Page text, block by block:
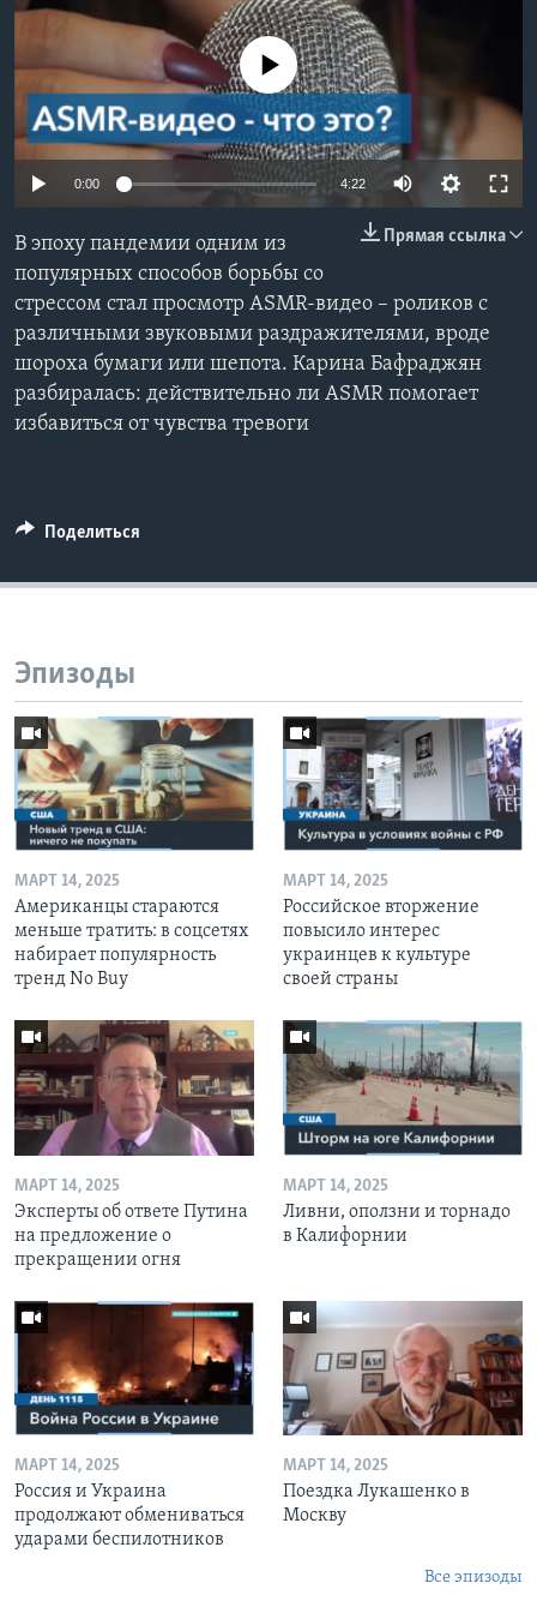
Learning English
СОЦИАЛЬНЫЕ СЕТИ
No media source currently available
0:00 4:22
Прямая ссылка
В эпоху пандемии одним из
популярных способов борьбы со
стрессом стал просмотр ASMR-видео – роликов с
различными звуковыми раздражителями, вроде
шороха бумаги или шепота. Карина Бафраджян
разбиралась: действительно ли ASMR помогает
избавиться от чувства тревоги
Поделиться
Эпизоды
МАРТ 14, 2025
Американцы стараются
меньше тратить: в соцсетях
набирает популярность
тренд No Buy
МАРТ 14, 2025
Российское вторжение
повысило интерес
украинцев к культуре
своей страны
МАРТ 14, 2025
Эксперты об ответе Путина
на предложение о
прекращении огня
МАРТ 14, 2025
Ливни, оползни и торнадо
в Калифорнии
МАРТ 14, 2025
Россия и Украина
продолжают обмениваться
ударами беспилотников
МАРТ 14, 2025
Поездка Лукашенко в
Москву
Все эпизоды